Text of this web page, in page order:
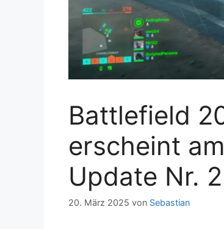
Battlefield
erscheint
Update Nr. 2
20. März 2025 von Sebastian